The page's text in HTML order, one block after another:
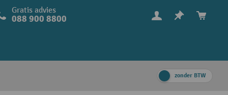
Gratis advies
088 900 8800
zonder BTW